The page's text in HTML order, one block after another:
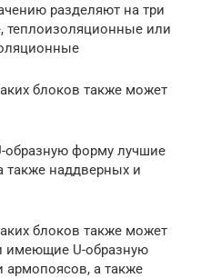
разделяют на три
теплоизоляционные или
блоков также может
форму лучшие
также наддверных и
блоков также может
имеющие U-образную
армопоясов, а также